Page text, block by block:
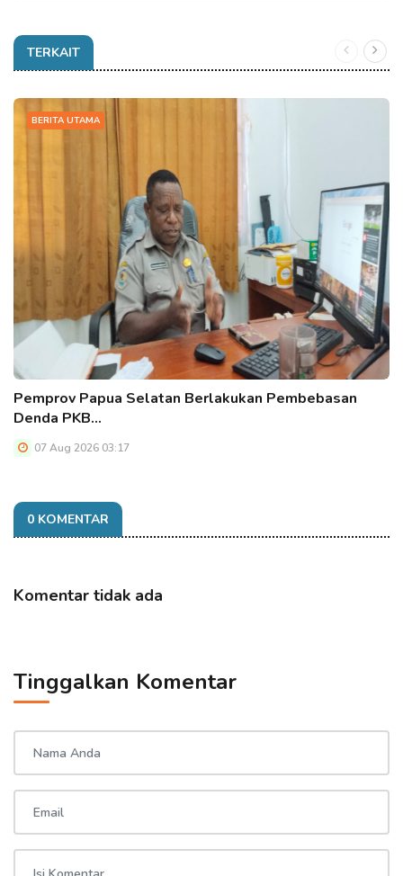
TERKAIT
BERITA UTAMA
Pemprov Papua Selatan Berlakukan Pembebasan
Denda PKB…
07 Aug 2026 03:17
0 KOMENTAR
Komentar tidak ada
Tinggalkan Komentar